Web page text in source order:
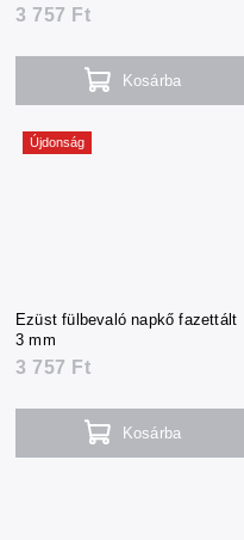
3 757 Ft
Kosárba
Újdonság
Ezüst fülbevaló napkő fazettált
3 mm
3 757 Ft
Kosárba